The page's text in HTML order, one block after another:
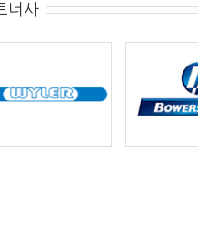
너사